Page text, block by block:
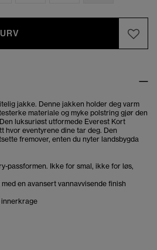
jakke. Denne jakken holder deg varm
materiale og myke polstring gjør den
luksuriøst utformede Everest Kort
hvor eventyrene dine tar deg. Den
fremover, enten du nyter landsbygda
passformen. Ikke for smal, ikke for løs,
en avansert vannavvisende finish
innerkrage